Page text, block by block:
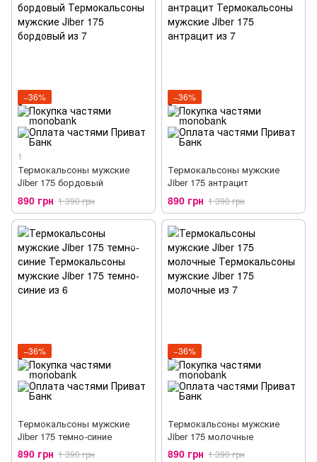
−36%
1
Термокальсоны мужские
Jiber 175 бордовый
890 грн 1 390 грн
−36%
Термокальсоны мужские
Jiber 175 антрацит
890 грн 1 390 грн
−36%
Термокальсоны мужские
Jiber 175 темно-синие
890 грн 1 390 грн
−36%
Термокальсоны мужские
Jiber 175 молочные
890 грн 1 390 грн